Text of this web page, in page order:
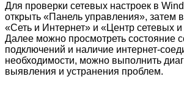
Для проверки сетевых настроек в
открыть «Панель управления», затем
«Сеть и Интернет» и «Центр сетевых
Далее можно просмотреть состояние
подключений и наличие интернет-
необходимости, можно выполнить
выявления и устранения проблем.